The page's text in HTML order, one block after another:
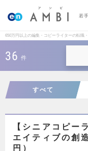
若
650万円以上の編集・コピーライターの転職
36 件
すべて
【シニアコピー
エイティブの創
円）